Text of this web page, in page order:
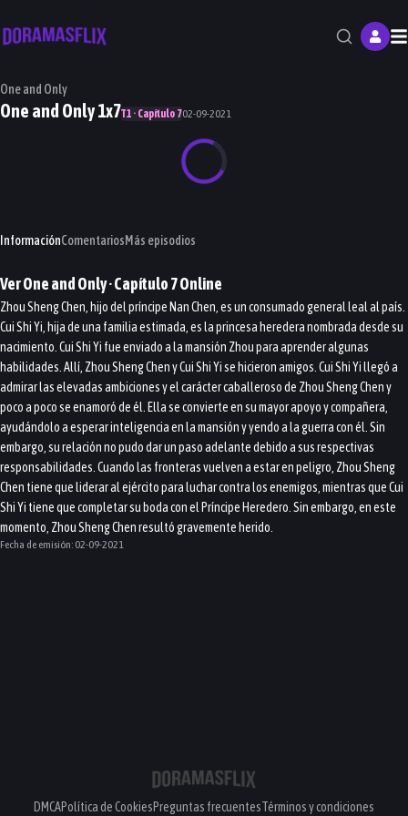
One and Only
One and Only 1x7T1 · Capítulo 702-09-2021
InformaciónComentariosMás episodios
VerOne and Only· Capítulo7Online
Zhou Sheng Chen, hijo del príncipe Nan Chen, es un consumado general leal al país.
Cui Shi Yi, hija de una familia estimada, es la princesa heredera nombrada desde su
nacimiento. Cui Shi Yi fue enviado a la mansión Zhou para aprender algunas
habilidades. Allí, Zhou Sheng Chen y Cui Shi Yi se hicieron amigos. Cui Shi Yi llegó a
admirar las elevadas ambiciones y el carácter caballeroso de Zhou Sheng Chen y
poco a poco se enamoró de él. Ella se convierte en su mayor apoyo y compañera,
ayudándolo a esperar inteligencia en la mansión y yendo a la guerra con él. Sin
embargo, su relación no pudo dar un paso adelante debido a sus respectivas
responsabilidades. Cuando las fronteras vuelven a estar en peligro, Zhou Sheng
Chen tiene que liderar al ejército para luchar contra los enemigos, mientras que Cui
Shi Yi tiene que completar su boda con el Príncipe Heredero. Sin embargo, en este
momento, Zhou Sheng Chen resultó gravemente herido.
Fecha de emisión: 02-09-2021
DMCAPolítica de CookiesPreguntas frecuentesTérminos y condiciones